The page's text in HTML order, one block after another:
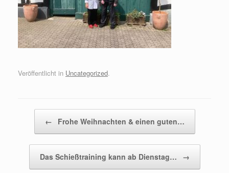
Veröffentlicht in Uncategorized.
← Frohe Weihnachten & einen guten…
Das Schießtraining kann ab Dienstag… →